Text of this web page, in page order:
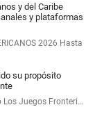
y del Caribe
y plataformas
2026 Hasta
su propósito
Los Juegos Fronteri…